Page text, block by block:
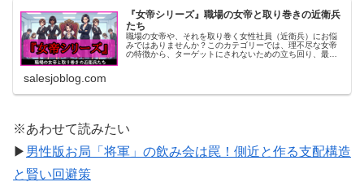
『女帝シリーズ』職場の女帝と取り巻きの近衛兵
たち
職場の女帝や、それを取り巻く女性社員（近衛兵）にお悩
みではありませんか？このカテゴリーでは、理不尽な女帝
の特徴から、ターゲットにされないための立ち回り、最強
salesjoblog.com
※あわせて読みたい
▶ 男性版お局「将軍」の飲み会は罠！側近と作る支配構造
と賢い回避策